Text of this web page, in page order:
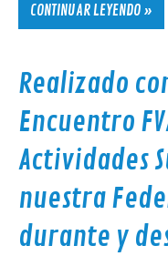
CONTINUAR LEYENDO »
Realizado
Encuentro
Actividades
nuestra
durante y